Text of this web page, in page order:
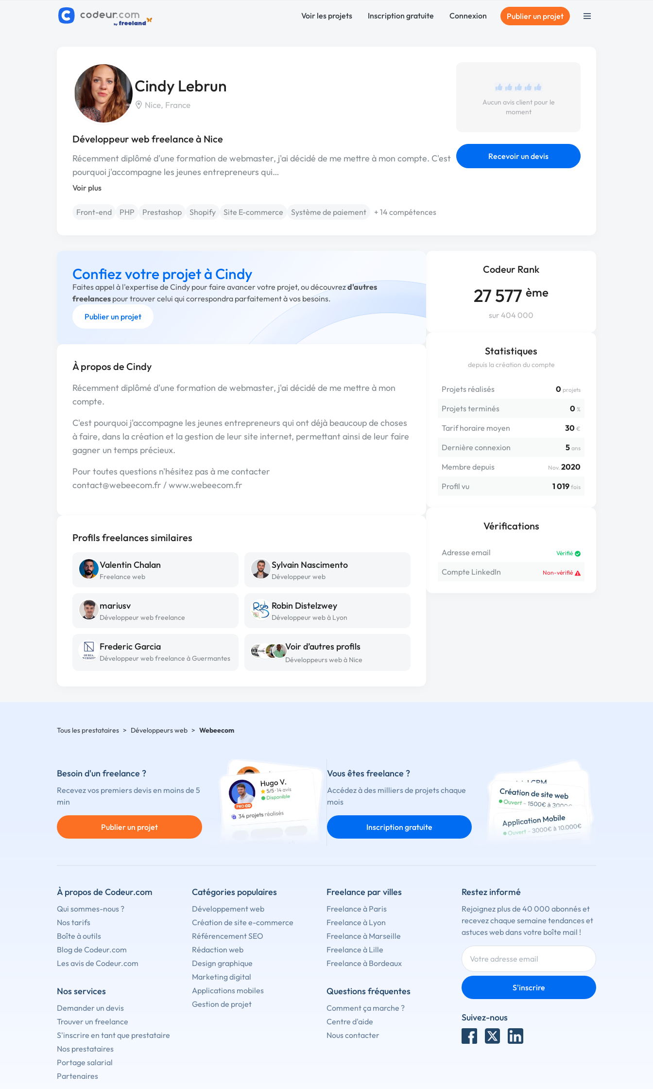
Voir les projets Inscription gratuite Connexion Publier un projet
Cindy Lebrun
Nice, France
Développeur web freelance à Nice
Récemment diplômé d'une formation de webmaster, j'ai décidé de me mettre à mon compte. C'est
pourquoi j'accompagne les jeunes entrepreneurs qui…
Voir plus
Front-end PHP Prestashop Shopify Site E-commerce Système de paiement + 14 compétences
Aucun avis client pour le
moment
Recevoir un devis
Codeur Rank
27 577 ème
sur 404 000
Statistiques
depuis la création du compte
Projets réalisés 0 projets
Projets terminés 0 %
Tarif horaire moyen 30 €
Dernière connexion 5 ans
Membre depuis Nov. 2020
Profil vu
1 019 fois
Vérifications
Adresse email Vérifié
Compte LinkedIn Non-vérifié
Confiez votre projet à Cindy
Faites appel à l'expertise de Cindy pour faire avancer votre projet, ou découvrezd'autres
freelances pour trouver celui qui correspondra parfaitement à vos besoins.
Publier un projet
À propos de Cindy
Récemment diplômé d'une formation de webmaster, j'ai décidé de me mettre à mon
compte.
C'est pourquoi j'accompagne les jeunes entrepreneurs qui ont déjà beaucoup de choses
à faire, dans la création et la gestion de leur site internet, permettant ainsi de leur faire
gagner un temps précieux.
Pour toutes questions n'hésitez pas à me contacter
contact@webeecom.fr / www.webeecom.fr
Profils freelances similaires
Valentin Chalan
Freelance web
Sylvain Nascimento
Développeur web
mariusv
Développeur web freelance
Robin Distelzwey
Développeur web à Lyon
Frederic Garcia
Développeur web freelance à Guermantes
Voir d’autres profils
Développeurs web à Nice
Tous les prestataires > Développeurs web > Webeecom
Besoin d'un freelance ?
Recevez vos premiers devis en moins de 5
min
Publier un projet
Vous êtes freelance ?
Accédez à des milliers de projets chaque
mois
Inscription gratuite
À propos de Codeur.com
Qui sommes-nous ?
Nos tarifs
Boîte à outils
Blog de Codeur.com
Les avis de Codeur.com
Nos services
Demander un devis
Trouver un freelance
S'inscrire en tant que prestataire
Nos prestataires
Portage salarial
Partenaires
Catégories populaires
Développement web
Création de site e-commerce
Référencement SEO
Rédaction web
Design graphique
Marketing digital
Applications mobiles
Gestion de projet
Freelance par villes
Freelance à Paris
Freelance à Lyon
Freelance à Marseille
Freelance à Lille
Freelance à Bordeaux
Questions fréquentes
Comment ça marche ?
Centre d'aide
Nous contacter
Restez informé
Rejoignez plus de 40 000 abonnés et
recevez chaque semaine tendances et
astuces web dans votre boîte mail !
S'inscrire
Suivez-nous